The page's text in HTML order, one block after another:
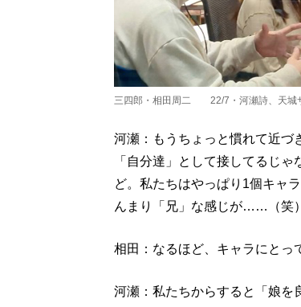
三四郎・相田周二 22/7・河瀬詩、天城
河瀬：もうちょっと慣れて近づ
「自分達」として接してるじ
ど。私たちはやっぱり1個キャ
んまり「兄」な感じが……（笑）
相田：なるほど、キャラにとっ
河瀬：私たちからすると「娘を